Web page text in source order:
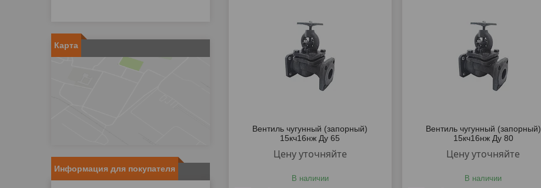
Вентиль чугунный (запорный)
15кч16нж Ду 65
Цену уточняйте
В наличии
Вентиль чугунный (запорный)
15кч16нж Ду 80
Цену уточняйте
В наличии
Карта
Информация для покупателя